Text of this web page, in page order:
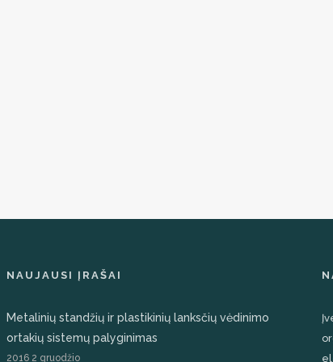
NAUJAUSI ĮRAŠAI
Metalinių standžių ir plastikinių lanksčių vėdinimo
ortakių sistemų palyginimas
2016 2 gruodžio